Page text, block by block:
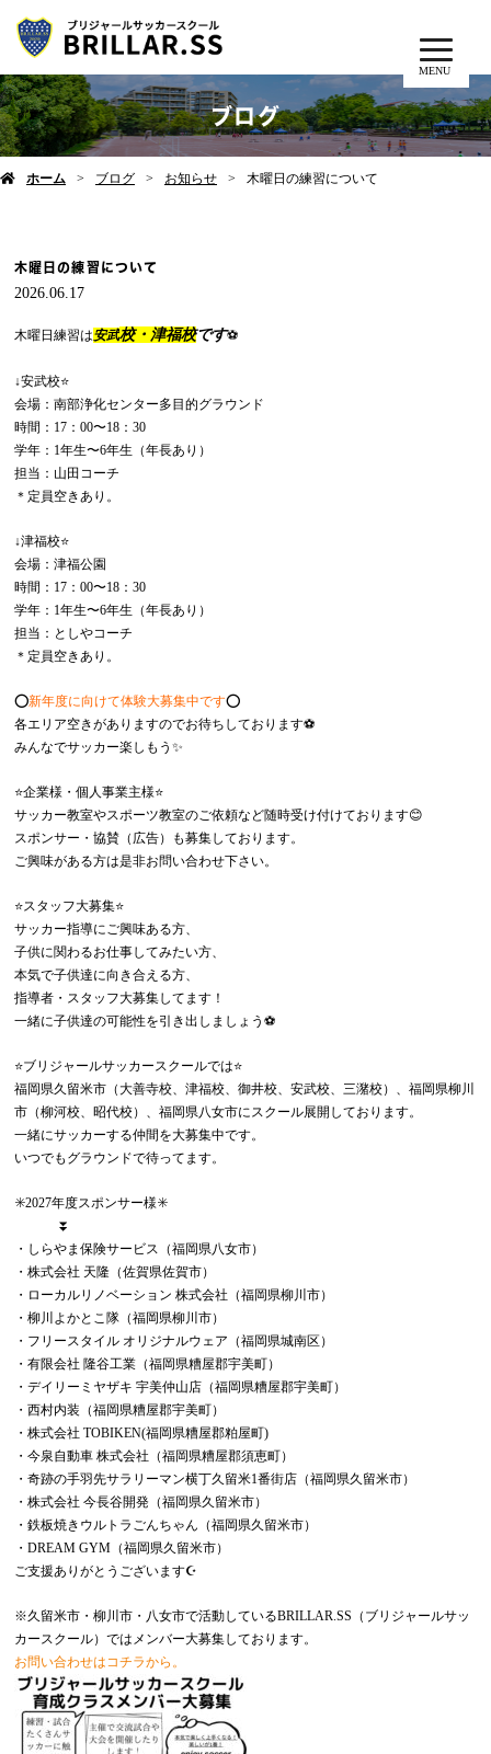
MENU
ブログ
ホーム ブログ お知らせ 木曜日の練習について
木曜日の練習について
2026.06.17
木曜日練習は安武校・津福校です⚽️
↓安武校⭐️
会場：南部浄化センター多目的グラウンド
時間：17：00〜18：30
学年：1年生〜6年生（年長あり）
担当：山田コーチ
＊定員空きあり。
↓津福校⭐️
会場：津福公園
時間：17：00〜18：30
学年：1年生〜6年生（年長あり）
担当：としやコーチ
＊定員空きあり。
⭕️新年度に向けて体験大募集中です⭕️
各エリア空きがありますのでお待ちしております⚽️
みんなでサッカー楽しもう✨
⭐️企業様・個人事業主様⭐️
サッカー教室やスポーツ教室のご依頼など随時受け付けております😊
スポンサー・協賛（広告）も募集しております。
ご興味がある方は是非お問い合わせ下さい。
⭐️スタッフ大募集⭐️
サッカー指導にご興味ある方、
子供に関わるお仕事してみたい方、
本気で子供達に向き合える方、
指導者・スタッフ大募集してます！
一緒に子供達の可能性を引き出しましょう⚽️
⭐️ブリジャールサッカースクールでは⭐️
福岡県久留米市（大善寺校、津福校、御井校、安武校、三潴校）、福岡県柳川
市（柳河校、昭代校）、福岡県八女市にスクール展開しております。
一緒にサッカーする仲間を大募集中です。
いつでもグラウンドで待ってます。
✳️2027年度スポンサー様✳️
⏬
・しらやま保険サービス（福岡県八女市）
・株式会社 天隆（佐賀県佐賀市）
・ローカルリノベーション 株式会社（福岡県柳川市）
・柳川よかとこ隊（福岡県柳川市）
・フリースタイル オリジナルウェア（福岡県城南区）
・有限会社 隆谷工業（福岡県糟屋郡宇美町）
・デイリーミヤザキ 宇美仲山店（福岡県糟屋郡宇美町）
・西村内装（福岡県糟屋郡宇美町）
・株式会社 TOBIKEN(福岡県糟屋郡粕屋町)
・今泉自動車 株式会社（福岡県糟屋郡須恵町）
・奇跡の手羽先サラリーマン横丁久留米1番街店（福岡県久留米市）
・株式会社 今長谷開発（福岡県久留米市）
・鉄板焼きウルトラごんちゃん（福岡県久留米市）
・DREAM GYM（福岡県久留米市）
ご支援ありがとうございます☪️
※久留米市・柳川市・八女市で活動しているBRILLAR.SS（ブリジャールサッ
カースクール）ではメンバー大募集しております。
お問い合わせはコチラから。